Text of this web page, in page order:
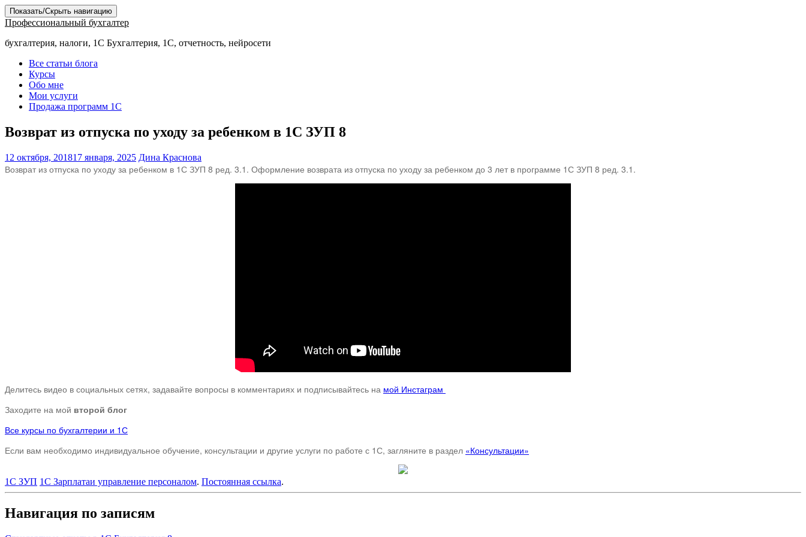
Показать/Скрыть навигацию
Профессиональный бухгалтер
бухгалтерия, налоги, 1С Бухгалтерия, 1С, отчетность, нейросети
Все статьи блога
Курсы
Обо мне
Мои услуги
Продажа программ 1С
Возврат из отпуска по уходу за ребенком в 1С ЗУП 8
12 октября, 201817 января, 2025 Дина Краснова
Возврат из отпуска по уходу за ребенком в 1С ЗУП 8 ред. 3.1. Оформление возврата из отпуска по уходу за ребенком до 3 лет в программе 1С ЗУП 8 ред. 3.1.
Делитесь видео в социальных сетях, задавайте вопросы в комментариях и подписывайтесь на мой Инстаграм
Заходите на мой второй блог
Все курсы по бухгалтерии и 1С
Если вам необходимо индивидуальное обучение, консультации и другие услуги по работе с 1С, загляните в раздел «Консультации»
1С ЗУП 1С Зарплатаи управление персоналом. Постоянная ссылка.
Навигация по записям